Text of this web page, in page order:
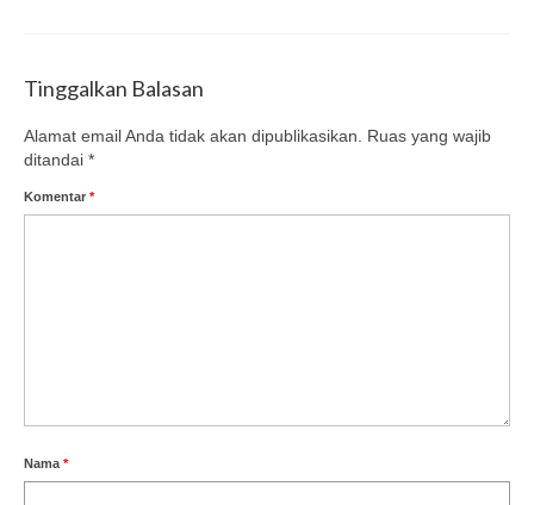
Tinggalkan Balasan
Alamat email Anda tidak akan dipublikasikan.
Ruas yang wajib
ditandai *
Komentar *
Nama *